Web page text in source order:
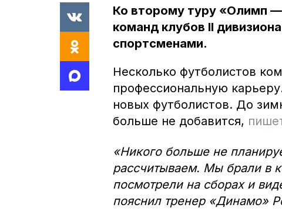
Ко второму туру «Олимп
команд клубов II
спортсменами.
Несколько футболистов
профессиональную
новых футболистов. До
больше не добавится,
«Никого больше не
рассчитываем. Мы брали в
посмотрели на сборах и
пояснил тренер «Динамо»